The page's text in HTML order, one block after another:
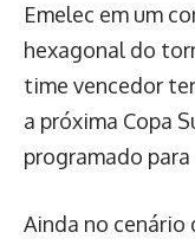
Emelec em um
hexagonal do
time vencedor
a próxima Copa
programado para
Ainda no cenário